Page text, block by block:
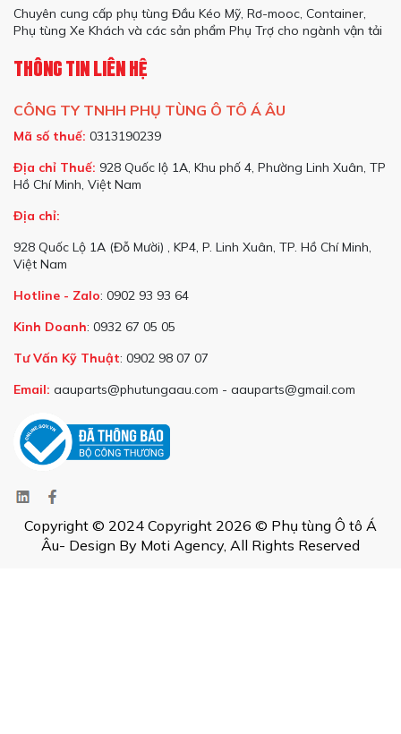
Chuyên cung cấp phụ tùng Đầu Kéo Mỹ, Rơ-mooc, Container,
Phụ tùng Xe Khách và các sản phẩm Phụ Trợ cho ngành vận tải
THÔNG TIN LIÊN HỆ
CÔNG TY TNHH PHỤ TÙNG Ô TÔ Á ÂU
Mã số thuế: 0313190239
Địa chỉ Thuế: 928 Quốc lộ 1A, Khu phố 4, Phường Linh Xuân, TP
Hồ Chí Minh, Việt Nam
Địa chỉ:
928 Quốc Lộ 1A (Đỗ Mười) , KP4, P. Linh Xuân, TP. Hồ Chí Minh,
Việt Nam
Hotline - Zalo: 0902 93 93 64
Kinh Doanh: 0932 67 05 05
Tư Vấn Kỹ Thuật: 0902 98 07 07
Email: aauparts@phutungaau.com - aauparts@gmail.com
Copyright © 2024 Copyright 2026 © Phụ tùng Ô tô Á
Âu- Design By Moti Agency, All Rights Reserved